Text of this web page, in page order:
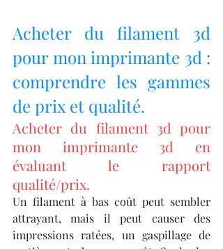
Acheter du filament 3d
pour mon imprimante 3d :
comprendre les gammes
de prix et qualité.
Acheter du filament 3d pour
mon imprimante 3d en
évaluant le rapport
qualité/prix.
Un filament à bas coût peut sembler
attrayant, mais il peut causer des
impressions ratées, un gaspillage de